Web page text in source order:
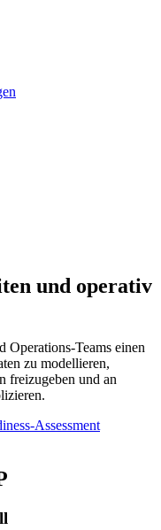
und operativ
Teams einen
zu modellieren,
freizugeben und an
Assessment